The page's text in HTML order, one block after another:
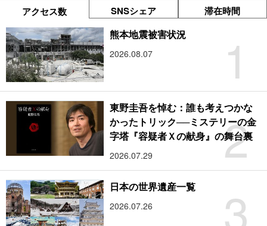
アクセス数 SNSシェア 滞在時間
1
熊本地震被害状況
2026.08.07
2
東野圭吾を悼む：誰も考えつかな
かったトリック──ミステリーの金
字塔『容疑者Ｘの献身』の舞台裏
2026.07.29
3
日本の世界遺産一覧
2026.07.26